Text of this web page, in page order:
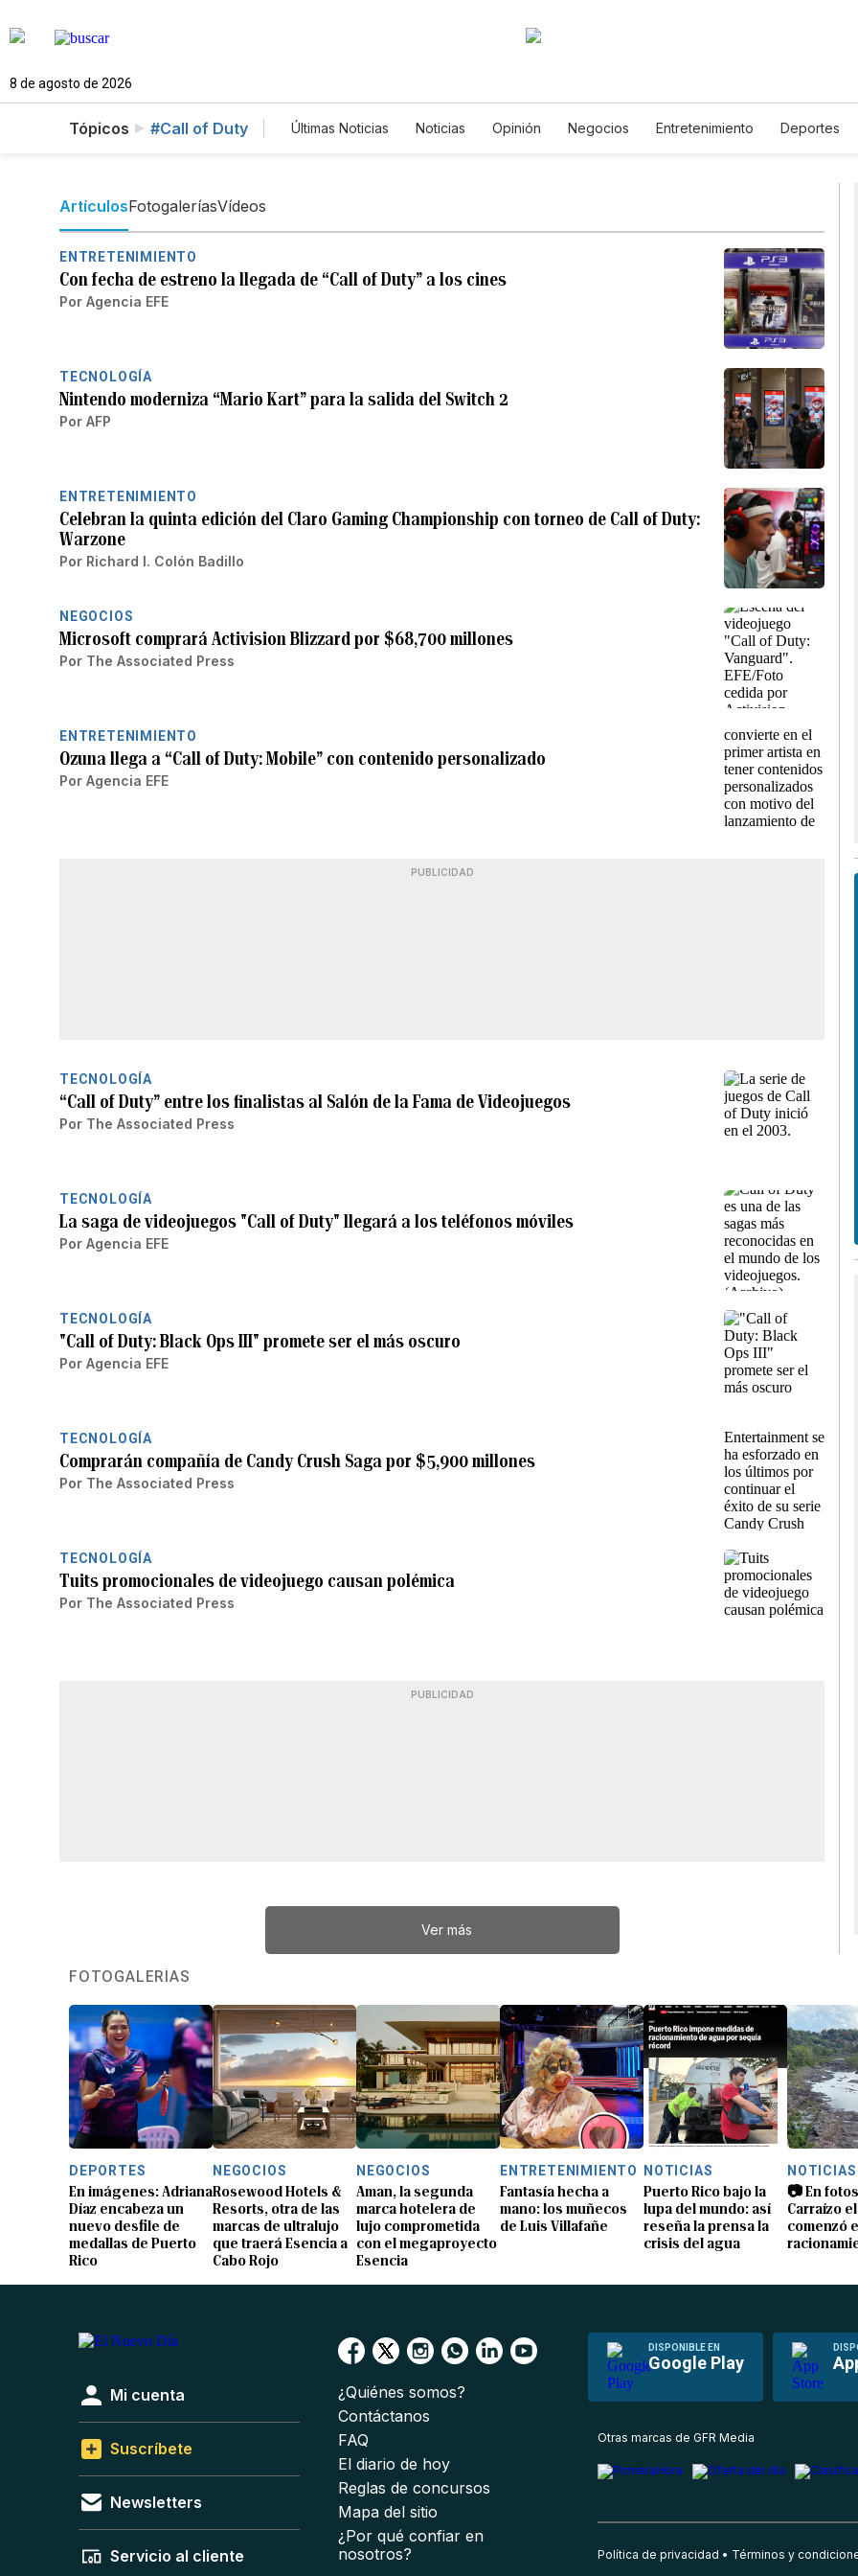
8 de agosto de 2026
Tópicos #Call of Duty Últimas Noticias Noticias Opinión Negocios Entretenimiento Deportes
ArtículosFotogaleríasVídeos
ENTRETENIMIENTO
Con fecha de estreno la llegada de “Call of Duty” a los cines
Por Agencia EFE
TECNOLOGÍA
Nintendo moderniza “Mario Kart” para la salida del Switch 2
Por AFP
ENTRETENIMIENTO
Celebran la quinta edición del Claro Gaming Championship con torneo de Call of Duty:
Warzone
Por Richard I. Colón Badillo
NEGOCIOS
Microsoft comprará Activision Blizzard por $68,700 millones
Por The Associated Press
ENTRETENIMIENTO
Ozuna llega a “Call of Duty: Mobile” con contenido personalizado
Por Agencia EFE
PUBLICIDAD
TECNOLOGÍA
“Call of Duty” entre los finalistas al Salón de la Fama de Videojuegos
Por The Associated Press
TECNOLOGÍA
La saga de videojuegos "Call of Duty" llegará a los teléfonos móviles
Por Agencia EFE
TECNOLOGÍA
"Call of Duty: Black Ops III" promete ser el más oscuro
Por Agencia EFE
TECNOLOGÍA
Comprarán compañía de Candy Crush Saga por $5,900 millones
Por The Associated Press
TECNOLOGÍA
Tuits promocionales de videojuego causan polémica
Por The Associated Press
PUBLICIDAD
Ver más
FOTOGALERÍAS
DEPORTES
En imágenes: Adriana
Díaz encabeza un
nuevo desfile de
medallas de Puerto
Rico
NEGOCIOS
Rosewood Hotels &
Resorts, otra de las
marcas de ultralujo
que traerá Esencia a
Cabo Rojo
NEGOCIOS
Aman, la segunda
marca hotelera de
lujo comprometida
con el megaproyecto
Esencia
ENTRETENIMIENTO
Fantasía hecha a
mano: los muñecos
de Luis Villafañe
NOTICIAS
Puerto Rico bajo la
lupa del mundo: así
reseña la prensa la
crisis del agua
NOTICIAS
📷 En
Carraízo
comenzó
DISPONIBLE EN
Google Play
Mi cuenta
Suscríbete
Newsletters
Servicio al cliente
¿Quiénes somos?
Contáctanos
FAQ
El diario de hoy
Reglas de concursos
Mapa del sitio
¿Por qué confiar en
nosotros?
Otras marcas de GFR Media
Política de privacidad Términos y